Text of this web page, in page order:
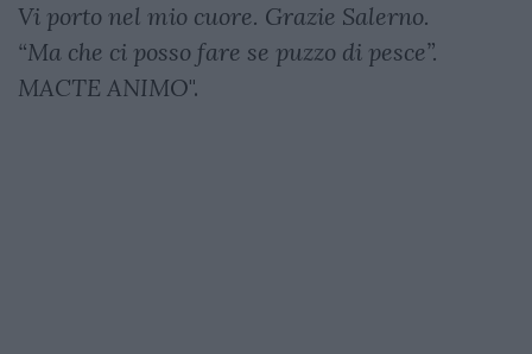
Vi porto nel mio cuore. Grazie Salerno.
“Ma che ci posso fare se puzzo di pesce”.
MACTE ANIMO".